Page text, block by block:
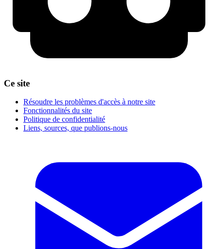
Ce site
Résoudre les problèmes d'accès à notre site
Fonctionnalités du site
Politique de confidentialité
Liens, sources, que publions-nous